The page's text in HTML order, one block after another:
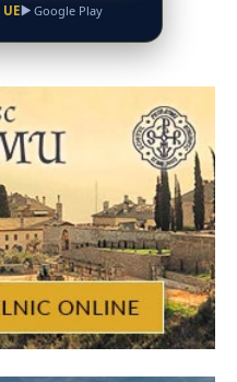
UE Google Play